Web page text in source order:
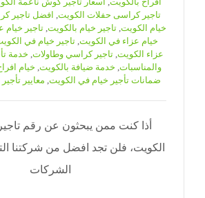
تاجير كراسى حفلات الكويت, افضل تاجير
خيام الكويت,تاجير خيام بالكويت,تاجير خيام
خيام عزاء في الكويت,تاجير خيام في
عزاء الكويت, تاجير كراسي وطاولات, خدمة
والمناسبات, خدمة ضيافة بالكويت, خيام
ضمانات تأجير خيام في الكويت, معايير
أذا كنت ممن يبحثون عن رقم
الكويت، فلن تجد افضل من شركتنا
الشركات